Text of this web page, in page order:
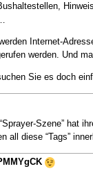
Internet-
werden. Und
Sie es doch
Szene” hat
all diese “Tags”